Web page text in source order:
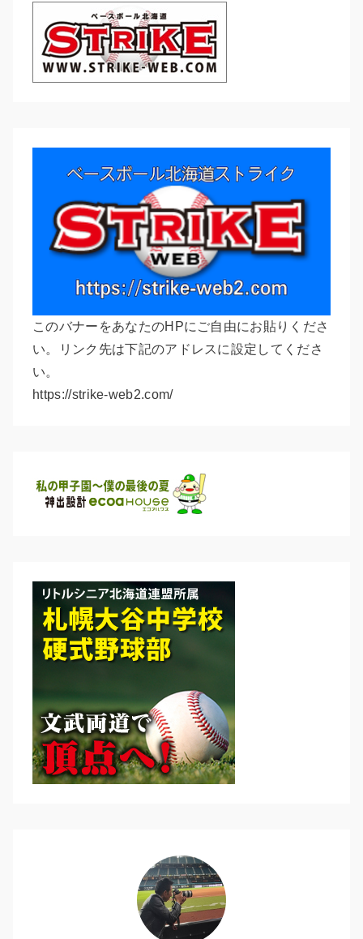
このバナーをあなたのHPにご自由にお貼りくださ
い。リンク先は下記のアドレスに設定してくださ
い。
https://strike-web2.com/